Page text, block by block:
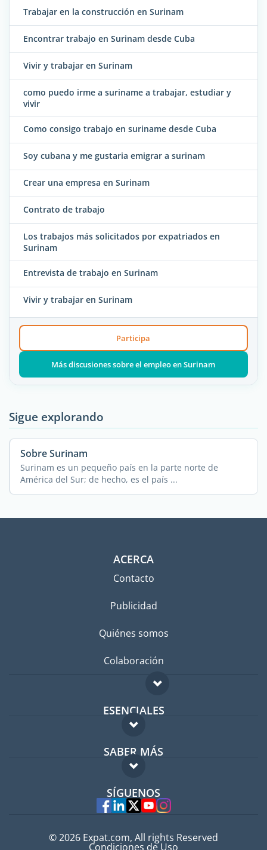
Trabajar en la construcción en Surinam
Encontrar trabajo en Surinam desde Cuba
Vivir y trabajar en Surinam
como puedo irme a suriname a trabajar, estudiar y
vivir
Como consigo trabajo en suriname desde Cuba
Soy cubana y me gustaria emigrar a surinam
Crear una empresa en Surinam
Contrato de trabajo
Los trabajos más solicitados por expatriados en
Surinam
Entrevista de trabajo en Surinam
Vivir y trabajar en Surinam
Participa
Más discusiones sobre el empleo en Surinam
Sigue explorando
Sobre Surinam
Surinam es un pequeño país en la parte norte de
América del Sur; de hecho, es el país ...
ACERCA
Contacto
Publicidad
Quiénes somos
Colaboración
ESENCIALES
Foro para expatriados
Guía para expatriados
Trabajos en el extranjero
SABER MÁS
FAQ
Expertos
SÍGUENOS
© 2026 Expat.com, All rights Reserved
Condiciones de Uso